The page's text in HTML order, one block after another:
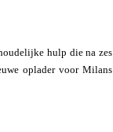
hulp die na zes
oplader voor Milans